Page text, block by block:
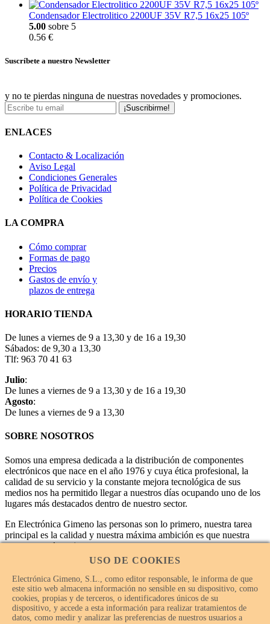
Condensador Electrolitico 2200UF 35V R7,5 16x25 105º
5.00 sobre 5
0.56 €
Suscríbete a nuestro Newsletter
y no te pierdas ninguna de nuestras novedades y promociones.
¡Suscribirme!
ENLACES
Contacto & Localización
Aviso Legal
Condiciones Generales
Política de Privacidad
Política de Cookies
LA COMPRA
Cómo comprar
Formas de pago
Precios
Gastos de envío y
plazos de entrega
HORARIO TIENDA
De lunes a viernes de 9 a 13,30 y de 16 a 19,30
Sábados: de 9,30 a 13,30
Tlf: 963 70 41 63
Julio:
De lunes a viernes de 9 a 13,30 y de 16 a 19,30
Agosto:
De lunes a viernes de 9 a 13,30
SOBRE NOSOTROS
Somos una empresa dedicada a la distribución de componentes
electrónicos que nace en el año 1976 y cuya ética profesional, la
calidad de su servicio y la constante mejora tecnológica de sus
medios nos ha permitido llegar a nuestros días ocupando uno de los
lugares más destacados dentro de nuestro sector.
En Electrónica Gimeno las personas son lo primero, nuestra tarea
principal es la calidad y nuestra máxima ambición es que nuestra
empresa sea la mejor.
USO DE COOKIES
Electrónica Gimeno, S.L., como editor responsable, le informa de que
este sitio web almacena información no sensible en su dispositivo, como
cookies, propias y de terceros, o identificadores únicos de su
dispositivo, y accede a esta información para realizar tratamientos de
datos, como medir y analizar las preferencias de nuestros usuarios a